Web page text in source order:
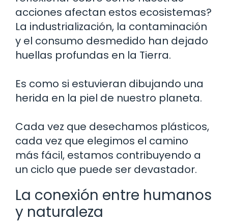
acciones afectan estos ecosistemas?
La industrialización, la contaminación
y el consumo desmedido han dejado
huellas profundas en la Tierra.
Es como si estuvieran dibujando una
herida en la piel de nuestro planeta.
Cada vez que desechamos plásticos,
cada vez que elegimos el camino
más fácil, estamos contribuyendo a
un ciclo que puede ser devastador.
La conexión entre humanos
y naturaleza